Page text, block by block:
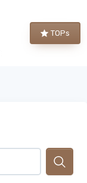
TOPs